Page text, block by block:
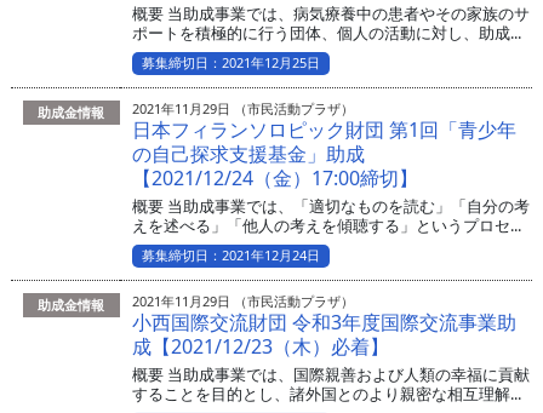
概要 当助成事業では、病気療養中の患者やその家族のサ
ポートを積極的に行う団体、個人の活動に対し、助成...
募集締切日：2021年12月25日
助成金情報 2021年11月29日 （市民活動プラザ）
日本フィランソロピック財団 第1回「青少年
の自己探求支援基金」助成
【2021/12/24（金）17:00締切】
概要 当助成事業では、「適切なものを読む」「自分の考
えを述べる」「他人の考えを傾聴する」というプロセ...
募集締切日：2021年12月24日
助成金情報 2021年11月29日 （市民活動プラザ）
小西国際交流財団 令和3年度国際交流事業助
成【2021/12/23（木）必着】
概要 当助成事業では、国際親善および人類の幸福に貢献
することを目的とし、諸外国とのより親密な相互理解...